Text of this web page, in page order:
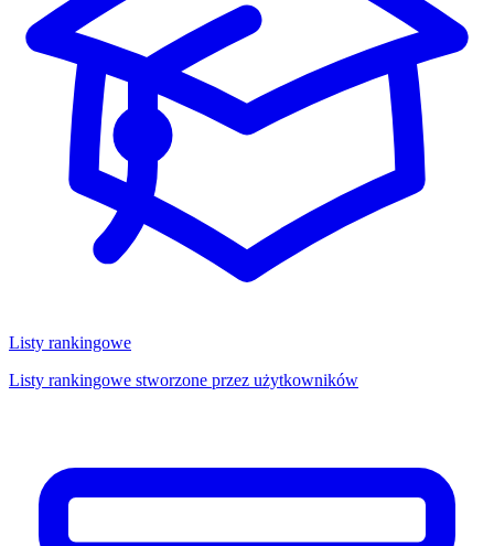
Listy rankingowe
Listy rankingowe stworzone przez użytkowników